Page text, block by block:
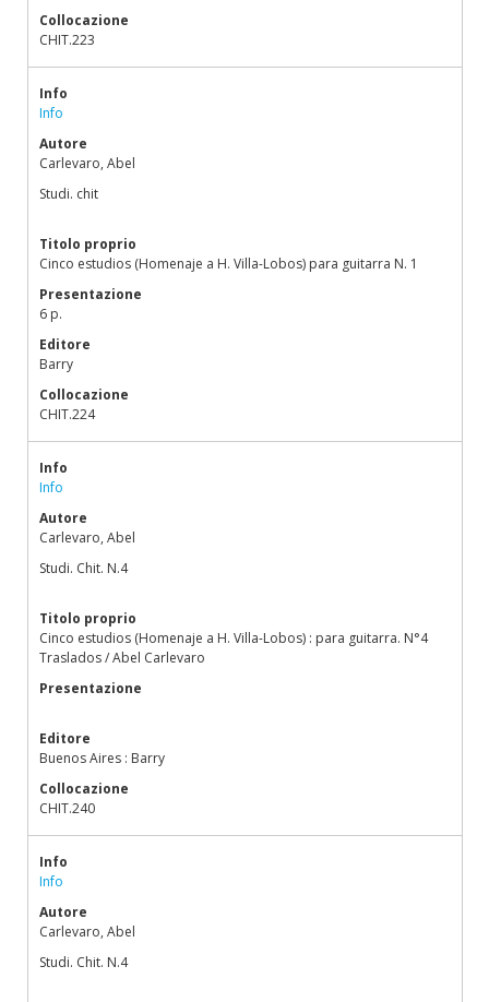
Collocazione
CHIT.223
Info
Info
Autore
Carlevaro, Abel
Studi. chit
Titolo proprio
Cinco estudios (Homenaje a H. Villa-Lobos) para guitarra N. 1
Presentazione
6 p.
Editore
Barry
Collocazione
CHIT.224
Info
Info
Autore
Carlevaro, Abel
Studi. Chit. N.4
Titolo proprio
Cinco estudios (Homenaje a H. Villa-Lobos) : para guitarra. N°4
Traslados / Abel Carlevaro
Presentazione
Editore
Buenos Aires : Barry
Collocazione
CHIT.240
Info
Info
Autore
Carlevaro, Abel
Studi. Chit. N.4